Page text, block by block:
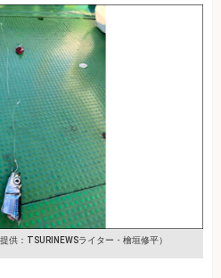
提供：TSURINEWSライター・檜垣修平）